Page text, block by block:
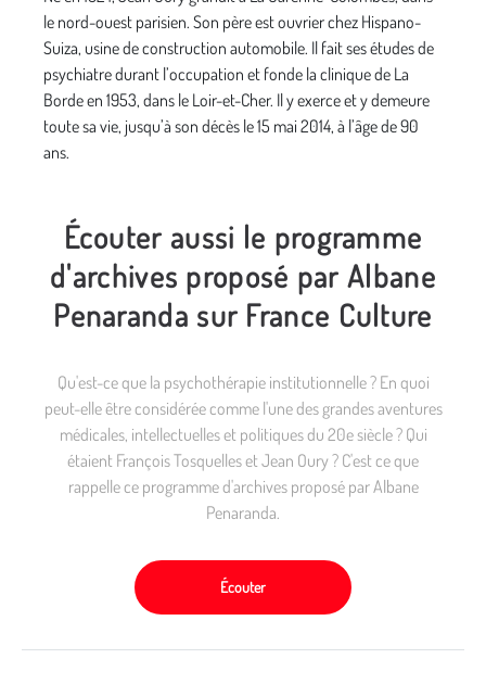
le nord-ouest parisien. Son père est ouvrier chez Hispano-
Suiza, usine de construction automobile. Il fait ses études de
psychiatre durant l’occupation et fonde la clinique de La
Borde en 1953, dans le Loir-et-Cher. Il y exerce et y demeure
toute sa vie, jusqu’à son décès le 15 mai 2014, à l’âge de 90
ans.
Écouter aussi le programme
d'archives proposé par Albane
Penaranda sur France Culture
Qu'est-ce que la psychothérapie institutionnelle ? En quoi
peut-elle être considérée comme l'une des grandes aventures
médicales, intellectuelles et politiques du 20e siècle ? Qui
étaient François Tosquelles et Jean Oury ? C'est ce que
rappelle ce programme d'archives proposé par Albane
Penaranda.
Écouter